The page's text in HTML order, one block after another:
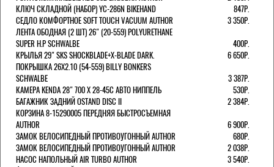
КЛЮЧ СКЛАДНОЙ (НАБОР) YC-286N BIKEHAND
847Р.
СЕДЛО КОМФОРТНОЕ SOFT TOUCH VACUUM AUTHOR
3 350Р.
ЛЕНТА ОБОДНАЯ (2 ШТ) 26" (20-559) POLYURETHANE
SUPER H.P SCHWALBE
400Р.
КРЫЛЬЯ 29" SKS SHOCKBLADE+X-BLADE DARK.
6 650Р.
ПОКРЫШКА 26X2.10 (54-559) BILLY BONKERS
SCHWALBE
3 387Р.
КАМЕРА KENDA 28" 700 Х 28-45С АВТО НИППЕЛЬ
530Р.
БАГАЖНИК ЗАДНИЙ OSTAND DISC II
2 384Р.
КОРЗИНА 8-15290005 ПЕРЕДНЯЯ БЫСТРОСЪЕМНАЯ
AUTHOR
6 900Р.
ЗАМОК ВЕЛОСИПЕДНЫЙ ПРОТИВОУГОННЫЙ AUTHOR
680Р.
ЗАМОК ВЕЛОСИПЕДНЫЙ ПРОТИВОУГОННЫЙ AUTHOR
2 038Р.
НАСОС НАПОЛЬНЫЙ AIR TURBO AUTHOR
3 540Р.